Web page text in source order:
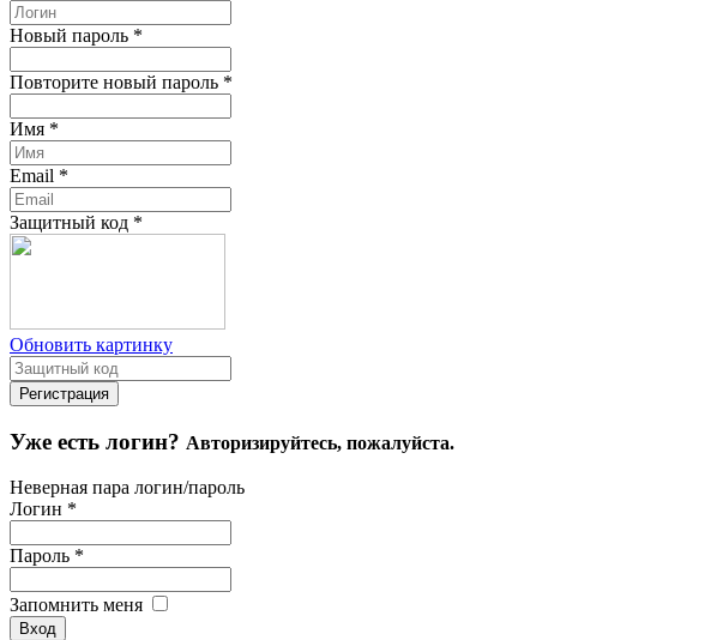
Новый пароль *
Повторите новый пароль *
Имя *
Email *
Защитный код *
Обновить картинку
Уже есть логин? Авторизируйтесь, пожалуйста.
Неверная пара логин/пароль
Логин *
Пароль *
Запомнить меня